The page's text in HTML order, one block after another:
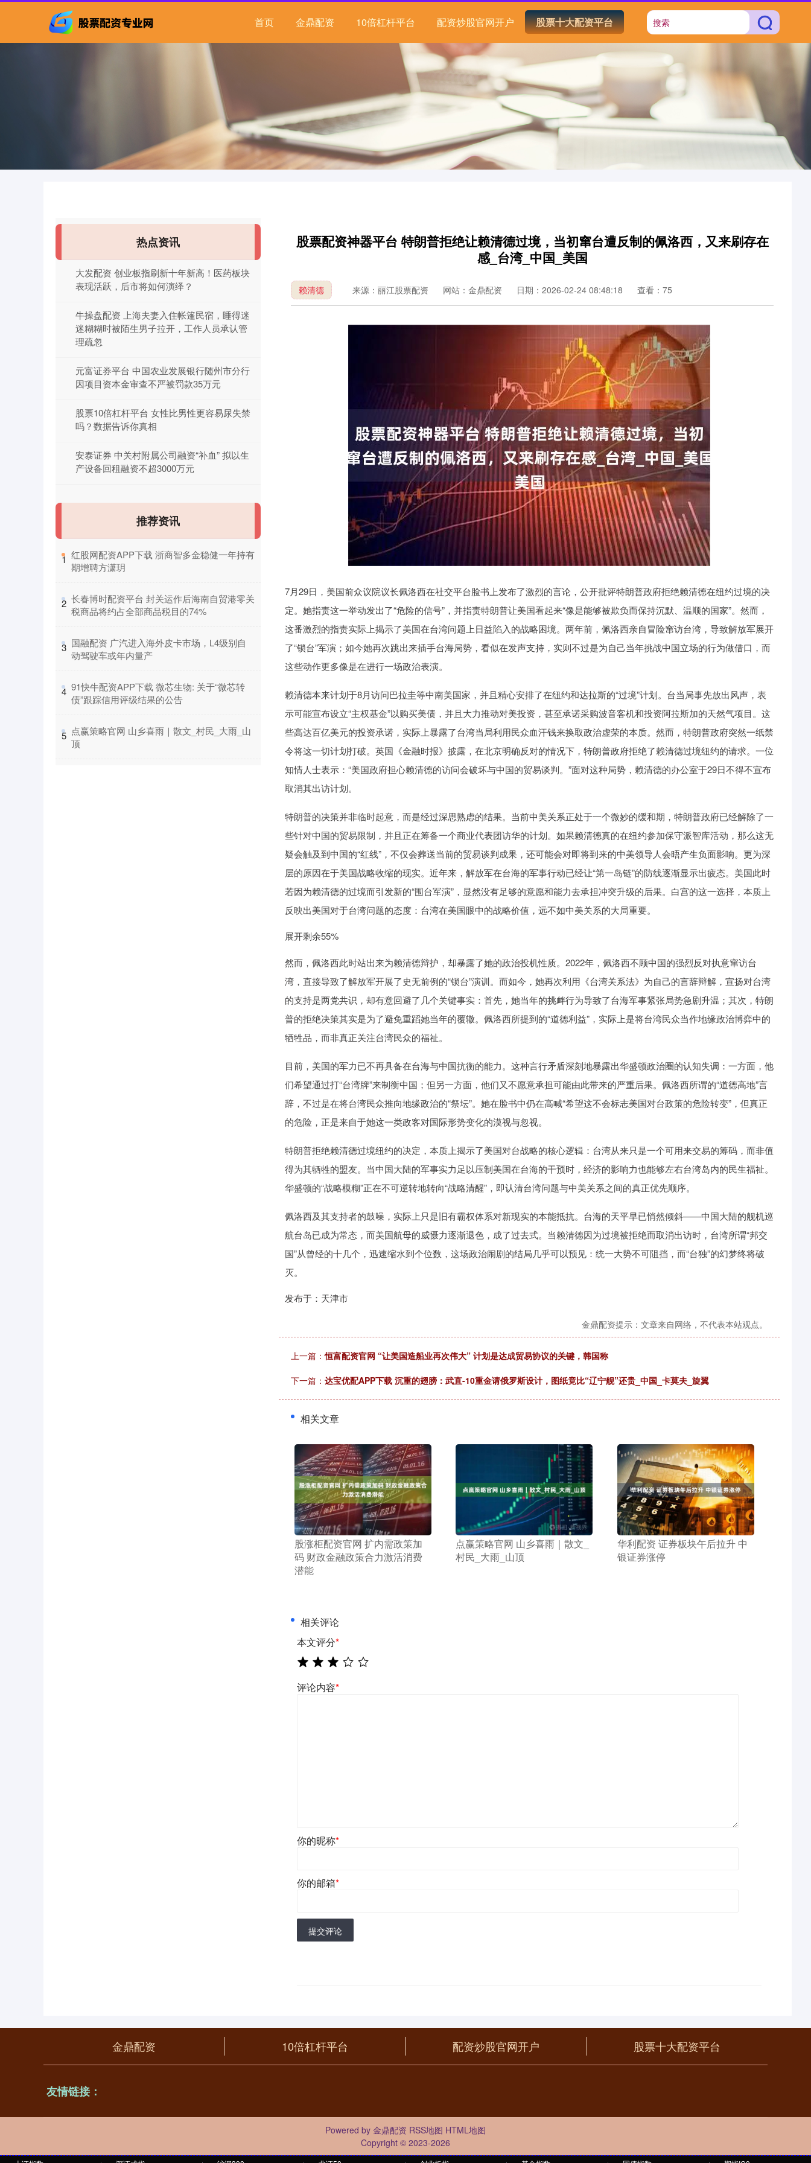
首页 金鼎配资 10倍杠杆平台 配资炒股官网开户 股票十大配资平台
股票配资神器平台 特朗普拒绝让赖清德过境，当初窜台遭反制的佩洛西，又来刷存在
感_台湾_中国_美国
赖清德 来源：丽江股票配资 网站：金鼎配资 日期：2026-02-24 08:48:18 查看：75
7月29日，美国前众议院议长佩洛西在社交平台脸书上发布了激烈的言论，公开批评特朗普政府拒绝赖清德在纽约过境的决
定。她指责这一举动发出了“危险的信号”，并指责特朗普让美国看起来“像是能够被欺负而保持沉默、温顺的国家”。然而，
这番激烈的指责实际上揭示了美国在台湾问题上日益陷入的战略困境。两年前，佩洛西亲自冒险窜访台湾，导致解放军展开
了“锁台”军演；如今她再次跳出来插手台海局势，看似在发声支持，实则不过是为自己当年挑战中国立场的行为做借口，而
这些动作更多像是在进行一场政治表演。
赖清德本来计划于8月访问巴拉圭等中南美国家，并且精心安排了在纽约和达拉斯的“过境”计划。台当局事先放出风声，表
示可能宣布设立“主权基金”以购买美债，并且大力推动对美投资，甚至承诺采购波音客机和投资阿拉斯加的天然气项目。这
些高达百亿美元的投资承诺，实际上暴露了台湾当局利用民众血汗钱来换取政治虚荣的本质。然而，特朗普政府突然一纸禁
令将这一切计划打破。英国《金融时报》披露，在北京明确反对的情况下，特朗普政府拒绝了赖清德过境纽约的请求。一位
知情人士表示：“美国政府担心赖清德的访问会破坏与中国的贸易谈判。”面对这种局势，赖清德的办公室于29日不得不宣布
取消其出访计划。
特朗普的决策并非临时起意，而是经过深思熟虑的结果。当前中美关系正处于一个微妙的缓和期，特朗普政府已经解除了一
些针对中国的贸易限制，并且正在筹备一个商业代表团访华的计划。如果赖清德真的在纽约参加保守派智库活动，那么这无
疑会触及到中国的“红线”，不仅会葬送当前的贸易谈判成果，还可能会对即将到来的中美领导人会晤产生负面影响。更为深
层的原因在于美国战略收缩的现实。近年来，解放军在台海的军事行动已经让“第一岛链”的防线逐渐显示出疲态。美国此时
若因为赖清德的过境而引发新的“围台军演”，显然没有足够的意愿和能力去承担冲突升级的后果。白宫的这一选择，本质上
反映出美国对于台湾问题的态度：台湾在美国眼中的战略价值，远不如中美关系的大局重要。
展开剩余55%
然而，佩洛西此时站出来为赖清德辩护，却暴露了她的政治投机性质。2022年，佩洛西不顾中国的强烈反对执意窜访台
湾，直接导致了解放军开展了史无前例的“锁台”演训。而如今，她再次利用《台湾关系法》为自己的言辞辩解，宣扬对台湾
的支持是两党共识，却有意回避了几个关键事实：首先，她当年的挑衅行为导致了台海军事紧张局势急剧升温；其次，特朗
普的拒绝决策其实是为了避免重蹈她当年的覆辙。佩洛西所提到的“道德利益”，实际上是将台湾民众当作地缘政治博弈中的
牺牲品，而非真正关注台湾民众的福祉。
目前，美国的军力已不再具备在台海与中国抗衡的能力。这种言行矛盾深刻地暴露出华盛顿政治圈的认知失调：一方面，他
们希望通过打“台湾牌”来制衡中国；但另一方面，他们又不愿意承担可能由此带来的严重后果。佩洛西所谓的“道德高地”言
辞，不过是在将台湾民众推向地缘政治的“祭坛”。她在脸书中仍在高喊“希望这不会标志美国对台政策的危险转变”，但真正
的危险，正是来自于她这一类政客对国际形势变化的漠视与忽视。
特朗普拒绝赖清德过境纽约的决定，本质上揭示了美国对台战略的核心逻辑：台湾从来只是一个可用来交易的筹码，而非值
得为其牺牲的盟友。当中国大陆的军事实力足以压制美国在台海的干预时，经济的影响力也能够左右台湾岛内的民生福祉。
华盛顿的“战略模糊”正在不可逆转地转向“战略清醒”，即认清台湾问题与中美关系之间的真正优先顺序。
佩洛西及其支持者的鼓噪，实际上只是旧有霸权体系对新现实的本能抵抗。台海的天平早已悄然倾斜——中国大陆的舰机巡
航台岛已成为常态，而美国航母的威慑力逐渐退色，成了过去式。当赖清德因为过境被拒绝而取消出访时，台湾所谓“邦交
国”从曾经的十几个，迅速缩水到个位数，这场政治闹剧的结局几乎可以预见：统一大势不可阻挡，而“台独”的幻梦终将破
灭。
发布于：天津市
金鼎配资提示：文章来自网络，不代表本站观点。
上一篇：恒富配资官网 “让美国造船业再次伟大” 计划是达成贸易协议的关键，韩国称
下一篇： 达宝优配APP下载 沉重的翅膀：武直-10重金请俄罗斯设计，图纸竟比“辽宁舰”还贵_中国_卡莫夫_旋翼
相关文章
​股涨柜配资官网 扩内需政策加
码 财政金融政策合力激活消费
潜能
​点赢策略官网 山乡喜雨｜散文_
村民_大雨_山顶
​华利配资 证券板块午后拉升 中
银证券涨停
相关评论
本文评分*
评论内容*
你的昵称*
你的邮箱*
提交评论
热点资讯
大发配资 创业板指刷新十年新高！医药板块
表现活跃，后市将如何演绎？
牛操盘配资 上海夫妻入住帐篷民宿，睡得迷
迷糊糊时被陌生男子拉开，工作人员承认管
理疏忽
元富证券平台 中国农业发展银行随州市分行
因项目资本金审查不严被罚款35万元
股票10倍杠杆平台 女性比男性更容易尿失禁
吗？数据告诉你真相
安泰证券 中关村附属公司融资“补血” 拟以生
产设备回租融资不超3000万元
推荐资讯
1 ​红股网配资APP下载 浙商智多金稳健一年持有
期增聘方潇玥
2 ​长春博时配资平台 封关运作后海南自贸港零关
税商品将约占全部商品税目的74%
3 ​国融配资 广汽进入海外皮卡市场，L4级别自
动驾驶车或年内量产
4 ​91快牛配资APP下载 微芯生物: 关于“微芯转
债”跟踪信用评级结果的公告
5 ​点赢策略官网 山乡喜雨｜散文_村民_大雨_山
顶
金鼎配资 10倍杠杆平台 配资炒股官网开户 股票十大配资平台
友情链接：
Powered by 金鼎配资 RSS地图 HTML地图
Copyright © 2023-2026